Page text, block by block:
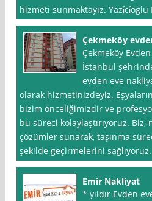
hizmeti sunmaktayız. Yazi̇ci̇oglu
Çekmeköy
Çekmeköy
İstanbul
evden eve
olarak hizmetinizdeyiz.
bizim önceliğimizdir ve
bu süreci kolaylaştırıyoruz.
çözümler sunarak, taşınma
şekilde geçirmelerini sağlıyoruz.
Emir Nakliyat
* yıldır Evden